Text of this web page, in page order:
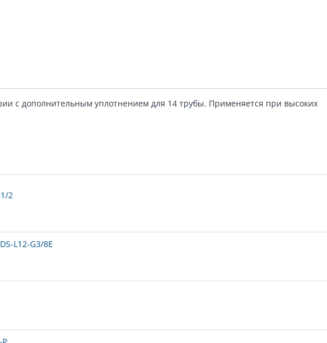
с дополнительным уплотнением для 14 трубы. Применяется при высоких
2
L12-G3/8E